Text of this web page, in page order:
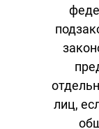
лиц,